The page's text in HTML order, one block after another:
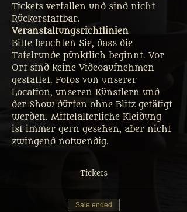
Tickets verfallen und sind nicht
Rückerstattbar.
Veranstaltungsrichtlinien
Bitte beachten Sie, dass die
Tafelrunde pünktlich beginnt. Vor
Ort sind keine Videoaufnehmen
gestattet. Fotos von unserer
Location, unseren Künstlern und
der Show dürfen ohne Blitz getätigt
werden. Mittelalterliche Kleidung
ist immer gern gesehen, aber nicht
zwingend notwendig.
Tickets
Sale ended